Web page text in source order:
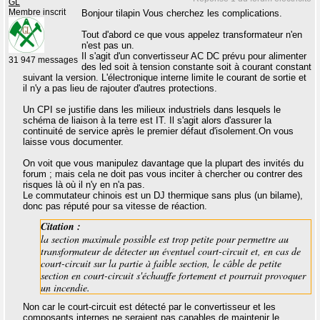
GL
Membre inscrit
31 947 messages
Bonjour tilapin Vous cherchez les complications.
Tout d'abord ce que vous appelez transformateur n'en
n'est pas un.
Il s'agit d'un convertisseur AC DC prévu pour alimenter
des led soit à tension constante soit à courant constant
suivant la version. L'électronique interne limite le courant de sortie et
il n'y a pas lieu de rajouter d'autres protections.
Un CPI se justifie dans les milieux industriels dans lesquels le
schéma de liaison à la terre est IT. Il s'agit alors d'assurer la
continuité de service après le premier défaut d'isolement.On vous
laisse vous documenter.
On voit que vous manipulez davantage que la plupart des invités du
forum ; mais cela ne doit pas vous inciter à chercher ou contrer des
risques là où il n'y en n'a pas.
Le commutateur chinois est un DJ thermique sans plus (un bilame),
donc pas réputé pour sa vitesse de réaction.
Citation :
la section maximale possible est trop petite pour permettre au
transformateur de détecter un éventuel court-circuit et, en cas de
court-circuit sur la partie à faible section, le câble de petite
section en court-circuit s'échauffe fortement et pourrait provoquer
un incendie.
Non car le court-circuit est détecté par le convertisseur et les
composants internes ne seraient pas capables de maintenir le